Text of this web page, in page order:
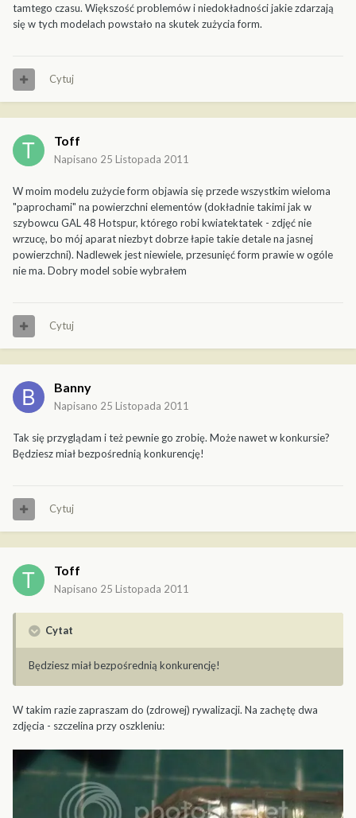
tamtego czasu. Większość problemów i niedokładności jakie zdarzają
się w tych modelach powstało na skutek zużycia form.
Cytuj
Toff
Napisano 25 Listopada 2011
W moim modelu zużycie form objawia się przede wszystkim wieloma
"paprochami" na powierzchni elementów (dokładnie takimi jak w
szybowcu GAL 48 Hotspur, którego robi kwiatektatek - zdjęć nie
wrzucę, bo mój aparat niezbyt dobrze łapie takie detale na jasnej
powierzchni). Nadlewek jest niewiele, przesunięć form prawie w ogóle
nie ma. Dobry model sobie wybrałem
Cytuj
Banny
Napisano 25 Listopada 2011
Tak się przyglądam i też pewnie go zrobię. Może nawet w konkursie?
Będziesz miał bezpośrednią konkurencję!
Cytuj
Toff
Napisano 25 Listopada 2011
Cytat
Będziesz miał bezpośrednią konkurencję!
W takim razie zapraszam do (zdrowej) rywalizacji. Na zachętę dwa
zdjęcia - szczelina przy oszkleniu: